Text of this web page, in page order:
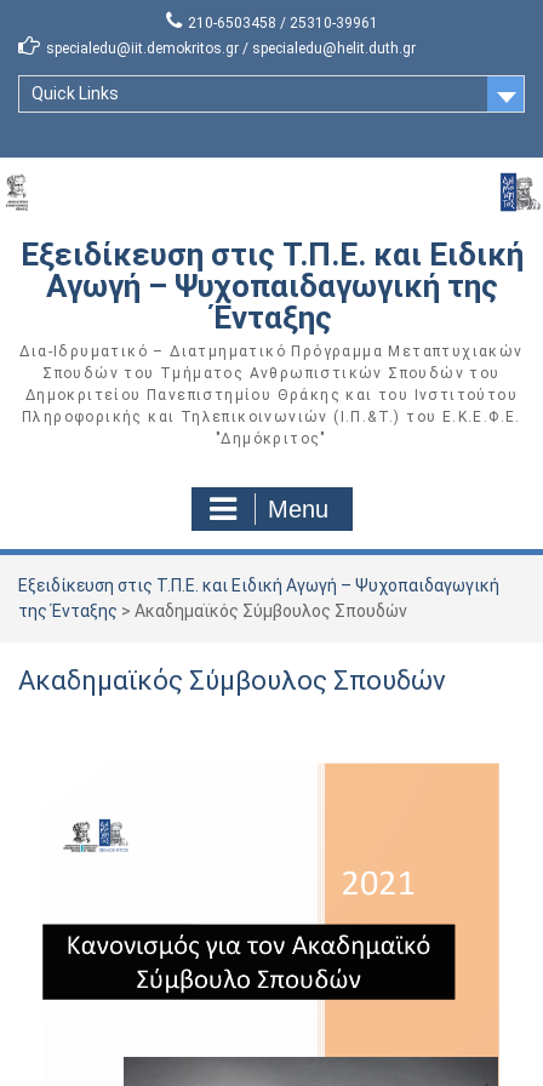
content
210-6503458 / 25310-39961
specialedu@iit.demokritos.gr / specialedu@helit.duth.gr
Quick Links
Εξειδίκευση στις Τ.Π.Ε. και Ειδική
Αγωγή – Ψυχοπαιδαγωγική της
Ένταξης
Δια-Ιδρυματικό – Διατμηματικό Πρόγραμμα Μεταπτυχιακών
Σπουδών του Τμήματος Ανθρωπιστικών Σπουδών του
Δημοκριτείου Πανεπιστημίου Θράκης και του Ινστιτούτου
Πληροφορικής και Τηλεπικοινωνιών (Ι.Π.&Τ.) του Ε.Κ.Ε.Φ.Ε.
"Δημόκριτος"
Menu
Εξειδίκευση στις Τ.Π.Ε. και Ειδική Αγωγή – Ψυχοπαιδαγωγική
της Ένταξης > Ακαδημαϊκός Σύμβουλος Σπουδών
Ακαδημαϊκός Σύμβουλος Σπουδών